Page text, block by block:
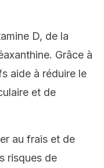
D, de la
Grâce à
aide à réduire le
et de
au frais et de
risques de